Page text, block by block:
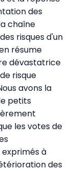
des
chaîne
risques d'un
résume
dévastatrice
risque
avons la
petits
les votes de
à
des